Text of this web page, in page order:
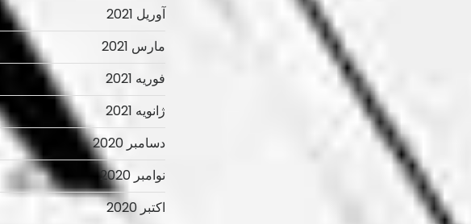
آوریل 2021
مارس 2021
فوریه 2021
ژانویه 2021
دسامبر 2020
نوامبر 2020
اکتبر 2020